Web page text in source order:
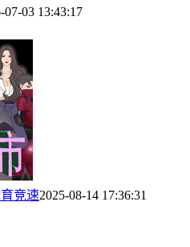
07-03 13:43:17
竞速2025-08-14 17:36:31